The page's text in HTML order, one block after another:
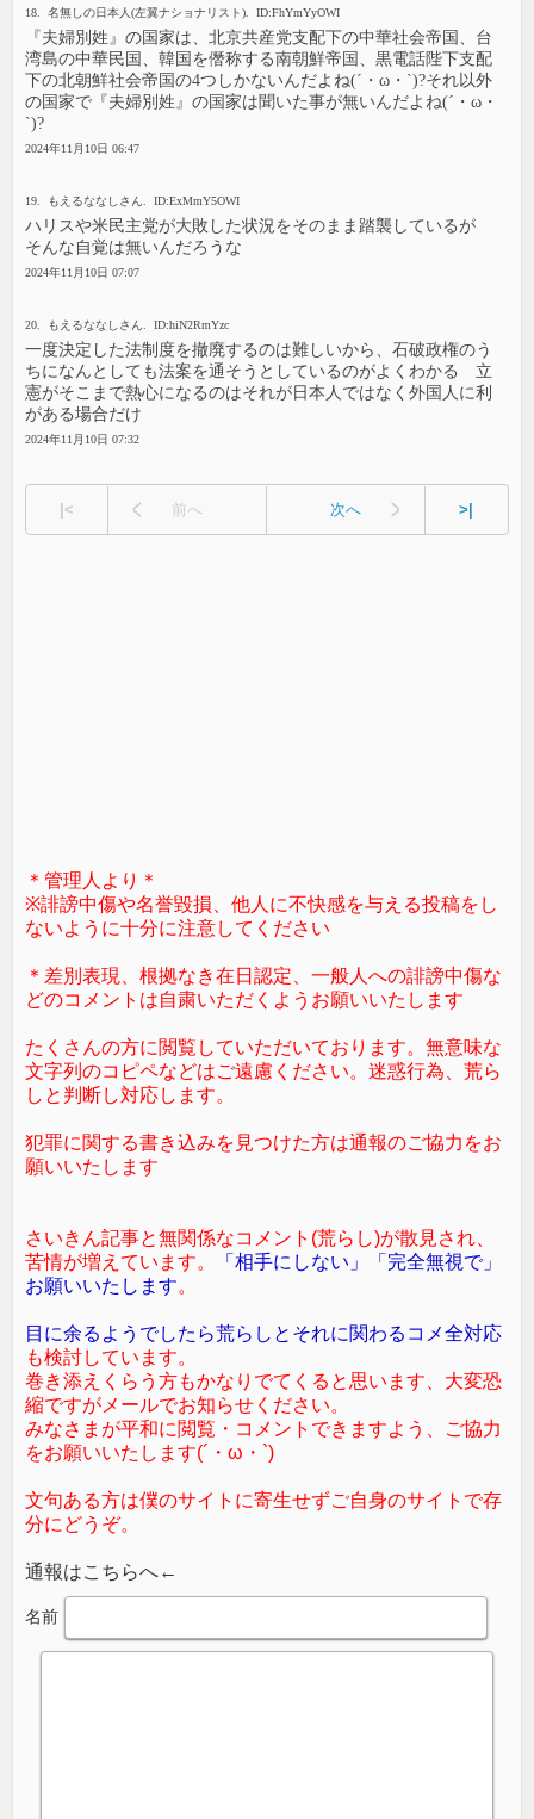
18. 名無しの日本人(左翼ナショナリスト). ID:FhYmYyOWI
『夫婦別姓』の国家は、北京共産党支配下の中華社会帝国、台
湾島の中華民国、韓国を僭称する南朝鮮帝国、黒電話陛下支配
下の北朝鮮社会帝国の4つしかないんだよね(´・ω・`)?それ以外
の国家で『夫婦別姓』の国家は聞いた事が無いんだよね(´・ω・
`)?
2024年11月10日 06:47
19. もえるななしさん. ID:ExMmY5OWI
ハリスや米民主党が大敗した状況をそのまま踏襲しているが
そんな自覚は無いんだろうな
2024年11月10日 07:07
20. もえるななしさん. ID:hiN2RmYzc
一度決定した法制度を撤廃するのは難しいから、石破政権のう
ちになんとしても法案を通そうとしているのがよくわかる 立
憲がそこまで熱心になるのはそれが日本人ではなく外国人に利
がある場合だけ
2024年11月10日 07:32
|< 前へ 次へ >|
＊管理人より＊
※誹謗中傷や名誉毀損、他人に不快感を与える投稿をし
ないように十分に注意してください
＊差別表現、根拠なき在日認定、一般人への誹謗中傷な
どのコメントは自粛いただくようお願いいたします
たくさんの方に閲覧していただいております。無意味な
文字列のコピペなどはご遠慮ください。迷惑行為、荒ら
しと判断し対応します。
犯罪に関する書き込みを見つけた方は通報のご協力をお
願いいたします
さいきん記事と無関係なコメント(荒らし)が散見され、
苦情が増えています。
「相手にしない」「完全無視で」
お願いいたします。
目に余るようでしたら荒らしとそれに関わるコメ全対応
も検討しています。
巻き添えくらう方もかなりでてくると思います、大変恐
縮ですがメールでお知らせください。
みなさまが平和に閲覧・コメントできますよう、ご協力
をお願いいたします(´・ω・`)
文句ある方は僕のサイトに寄生せずご自身のサイトで存
分にどうぞ。
通報はこちらへ←
名前